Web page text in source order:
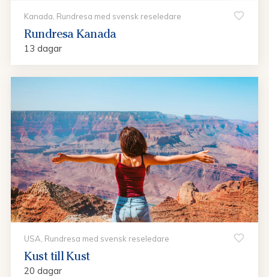
Kanada, Rundresa med svensk reseledare
Rundresa Kanada
13 dagar
USA, Rundresa med svensk reseledare
Kust till Kust
20 dagar